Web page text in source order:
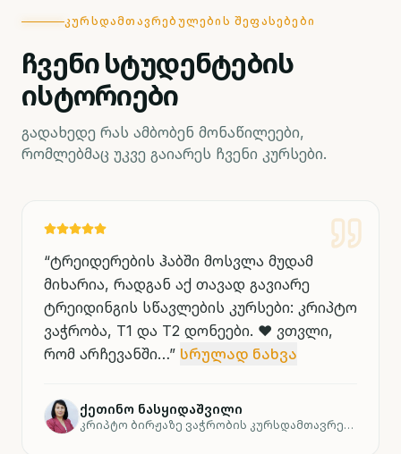
ᲙᲣᲠᲡᲓᲐᲛᲗᲐᲕᲠᲔᲑᲣᲚᲔᲑᲘᲡ ᲨᲔᲤᲐᲡᲔᲑᲔᲑᲘ
ჩვენი სტუდენტების
ისტორიები
გადახედე რას ამბობენ მონაწილეები,
რომლებმაც უკვე გაიარეს ჩვენი კურსები.
“ტრეიდერების ჰაბში მოსვლა მუდამ
მიხარია, რადგან აქ თავად გავიარე
ტრეიდინგის სწავლების კურსები: კრიპტო
ვაჭრობა, T1 და T2 დონეები. ❤️ ვთვლი,
რომ არჩევანში…” სრულად ნახვა
ქეთინო ნასყიდაშვილი
კრიპტო ბირჟაზე ვაჭრობის კურსდამთავრებული, T1 და T2 დონეები.